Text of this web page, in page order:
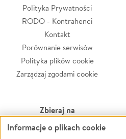
Polityka Prywatności
RODO - Kontrahenci
Kontakt
Porównanie serwisów
Polityka plików cookie
Zarządzaj zgodami cookie
Zbieraj na
Leczenie
Informacje o plikach cookie